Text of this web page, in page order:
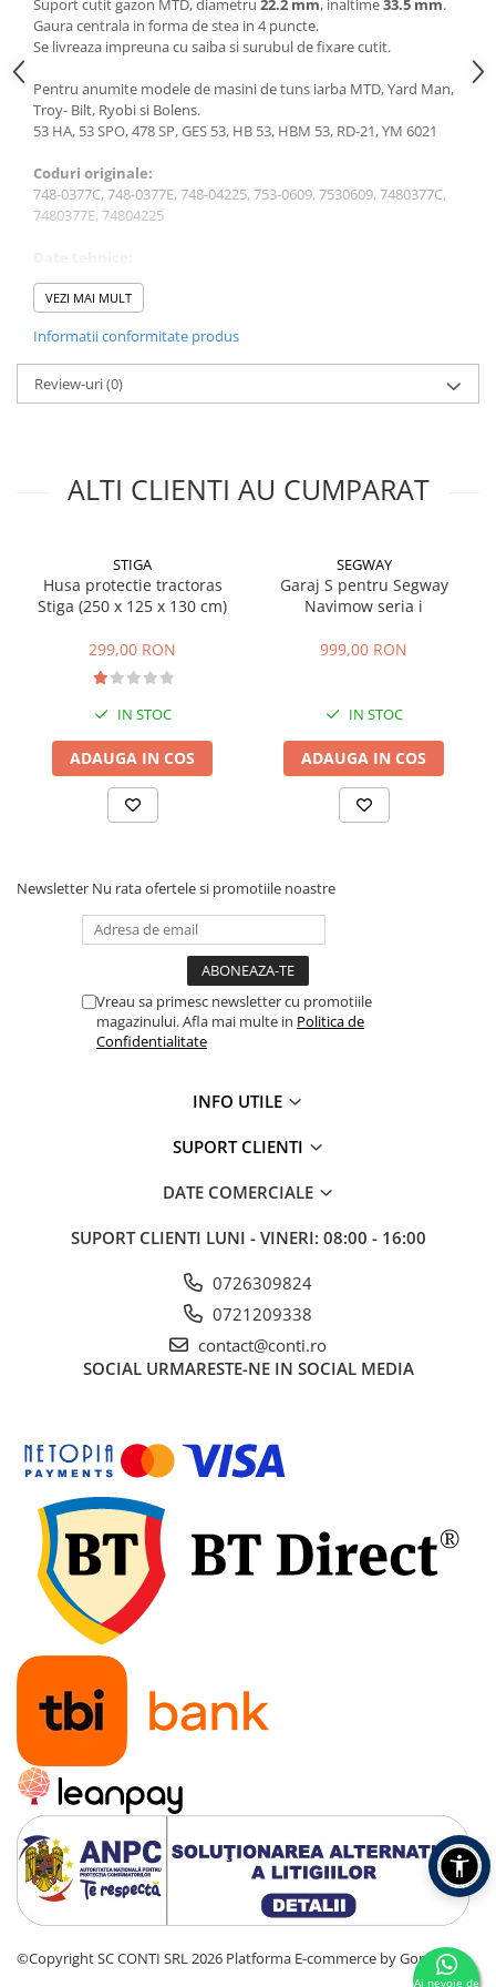
Sere si solarii
Plase si folii pentru gradinarit
Alte unelte de gradinarit
Echipamente de protectie pentru
gradina
Casti de protectie
Manusi de lucru
Ochelari de protectie
Sisteme fotovoltaice
Prize & Prelungitoare
Constructii
Masini de taiat
Masini de taiat beton / asfalt
Motodebitatoare
Placi extra mari
Accesorii masini de taiat
Elicoptere pardoseala
Scarificatoare beton
Aplicatoare cu banda
Slefuitoare pereti
Masini de tencuit
Pompe spuma poliuretanica
Echipamente marcaje rutiere
Accesorii sisteme pompare
Placi compactoare unidirectionale
Cilindri vibrocompactori
Accesorii compactoare
Depozitare, transport si protectie
Echipamente de ridicat
Echipamente pentru transport
Accesorii pentru depozitare,
transport
Tehnica diamantata
Masini de carotat
Masini de canelat
Carote diamantate
Discuri diamantate
Freze diamantate
Masini de sapat
Masini de sapat santuri (Trenchere)
Foreze pentru subtraversari
Accesorii pentru santier
Tubulatura evacuare deseuri
Parapeti rutieri
Arzatoare izolatii cu gaz
Scule electrice
Suport cutit gazon MTD, diametru 22.2 mm, inaltime33.5 mm.
Gaura centrala in forma de stea in 4 puncte.
Se livreaza impreuna cu saiba si surubul de fixare cutit.
Pentru anumite modele de masini de tuns iarba MTD, Yard Man,
Troy- Bilt, Ryobi si Bolens.
53 HA, 53 SPO, 478 SP, GES 53, HB 53, HBM 53, RD-21, YM 6021
Coduri originale:
748-0377C, 748-0377E, 748-04225, 753-0609, 7530609, 7480377C,
7480377E, 74804225
Diametru arbore: 22.2 mm
Inaltime: 55 mm
VEZI MAI MULT
Informatii conformitate produs
Review-uri(0)
ALTI CLIENTI AU CUMPARAT
STIGA
Husa protectie tractoras
Stiga (250 x 125 x 130 cm)
299,00 RON
IN STOC
ADAUGA IN COS
SEGWAY
Garaj S pentru Segway
Navimow seria i
999,00 RON
IN STOC
ADAUGA IN COS
Newsletter Nu rata ofertele si promotiile noastre
Vreau sa primesc newsletter cu promotiile
magazinului. Afla mai multe in Politica de
Confidentialitate
INFO UTILE
SUPORT CLIENTI
DATE COMERCIALE
SUPORT CLIENTI LUNI - VINERI: 08:00 - 16:00
0726309824
0721209338
contact@conti.ro
SOCIAL URMARESTE-NE IN SOCIAL MEDIA
©Copyright SC CONTI SRL 2026 Platforma E-commerce by Gomag
Ai nevoie de